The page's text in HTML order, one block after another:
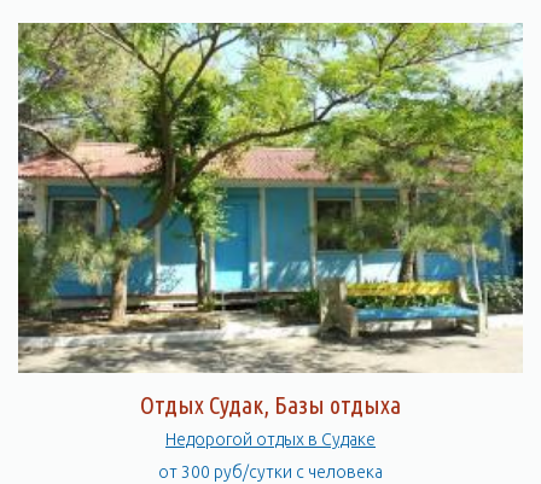
Отдых Судак, Базы отдыха
Недорогой отдых в Судаке
от 300 руб/сутки с человека